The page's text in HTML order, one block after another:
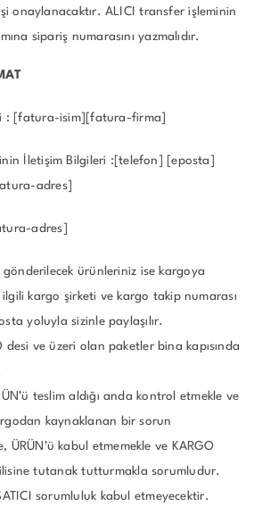
onaylanacaktır. ALICI transfer işleminin
sipariş numarasını yazmalıdır.
: [fatura-isim][fatura-firma]
İletişim Bilgileri :[telefon] [eposta]
adres]
adres]
ürünleriniz ise kargoya
kargo şirketi ve kargo takip numarası
yoluyla sizinle paylaşılır.
desi ve üzeri olan paketler bina kapısında
teslim aldığı anda kontrol etmekle ve
kaynaklanan bir sorun
ÜRÜN’ü kabul etmemekle ve KARGO
tutanak tutturmakla sorumludur.
sorumluluk kabul etmeyecektir.